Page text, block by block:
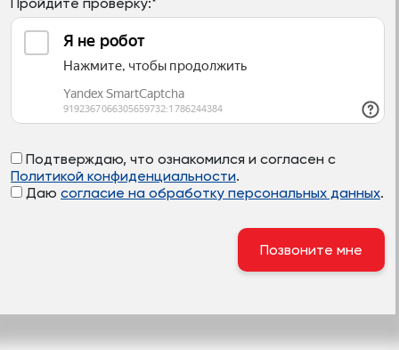
Подтверждаю, что ознакомился и согласен с
Политикой конфиденциальности.
Даю согласие на обработку персональных данных.